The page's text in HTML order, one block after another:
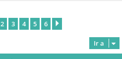
2 3 4 5 6
Ir a